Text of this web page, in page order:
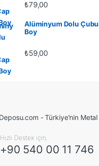
₺79,00
Alüminyum Dolu
Boy
₺59,00
Hızlı Destek için;
+90 540 00 11 746